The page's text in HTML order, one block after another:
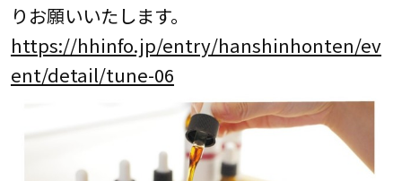
りお願いいたします。
https://hhinfo.jp/entry/hanshinhonten/ev
ent/detail/tune-06